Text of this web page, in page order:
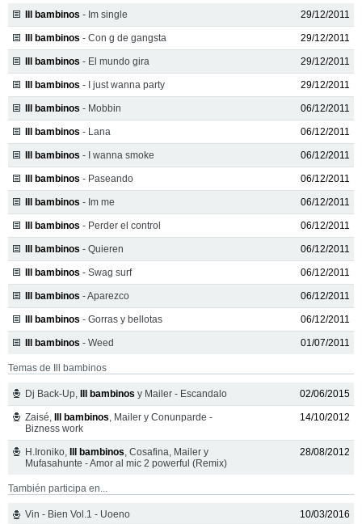
Ill bambinos - Im single 29/12/2011
Ill bambinos - Con g de gangsta 29/12/2011
Ill bambinos - El mundo gira 29/12/2011
Ill bambinos - I just wanna party 29/12/2011
Ill bambinos - Mobbin 06/12/2011
Ill bambinos - Lana 06/12/2011
Ill bambinos - I wanna smoke 06/12/2011
Ill bambinos - Paseando 06/12/2011
Ill bambinos - Im me 06/12/2011
Ill bambinos - Perder el control 06/12/2011
Ill bambinos - Quieren 06/12/2011
Ill bambinos - Swag surf 06/12/2011
Ill bambinos - Aparezco 06/12/2011
Ill bambinos - Gorras y bellotas 06/12/2011
Ill bambinos - Weed 01/07/2011
Temas de Ill bambinos
Dj Back-Up, Ill bambinos y Mailer - Escandalo 02/06/2015
Zaisé, Ill bambinos, Mailer y Conunparde -
Bizness work
14/10/2012
H.Ironiko, Ill bambinos, Cosafina, Mailer y
Mufasahunte - Amor al mic 2 powerful (Remix)
28/08/2012
También participa en...
Vin - Bien Vol.1 - Uoeno 10/03/2016